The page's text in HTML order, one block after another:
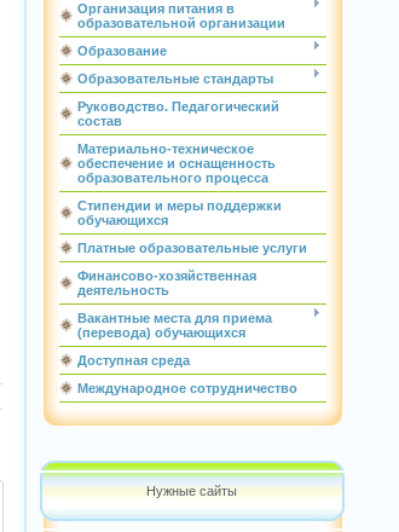
Организация питания в
образовательной организации
Образование
Образовательные стандарты
Руководство. Педагогический
состав
Материально-техническое
обеспечение и оснащенность
образовательного процесса
Стипендии и меры поддержки
обучающихся
Платные образовательные услуги
Финансово-хозяйственная
деятельность
Вакантные места для приема
(перевода) обучающихся
Доступная среда
Международное сотрудничество
Нужные сайты